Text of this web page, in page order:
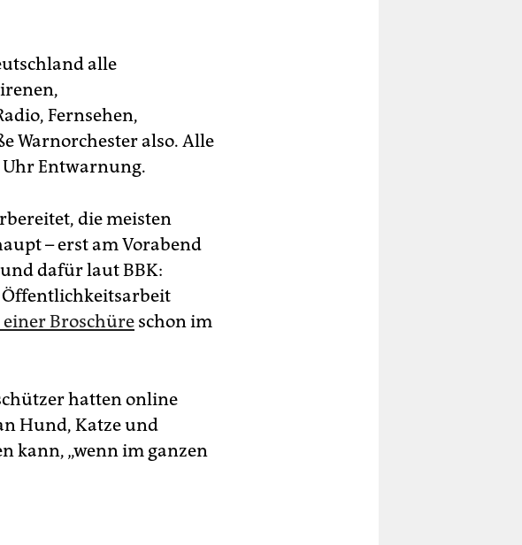
alle
Fernsehen,
Warnorchester also. Alle
Uhr Entwarnung.
die meisten
– erst am Vorabend
dafür laut BBK:
Öffentlichkeitsarbeit
Broschüre schon im
hatten online
Hund, Katze und
kann, „wenn im ganzen